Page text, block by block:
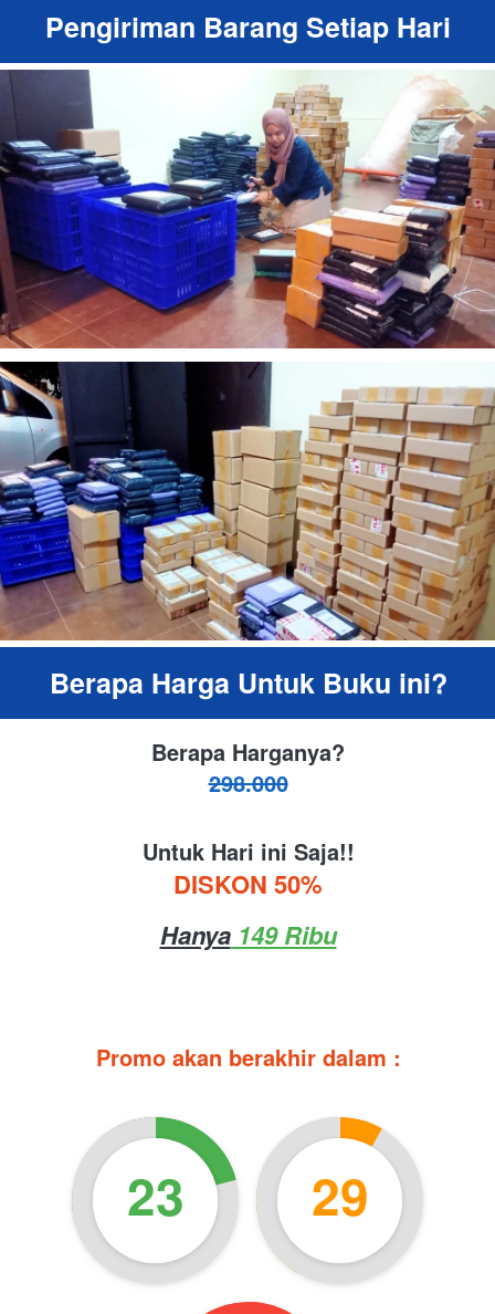
Pengiriman Barang Setiap Hari
Berapa Harga Untuk Buku ini?
Berapa Harganya?
298.000
Untuk Hari ini Saja!!
DISKON 50%
Hanya 149 Ribu
Promo akan berakhir dalam :
23 29